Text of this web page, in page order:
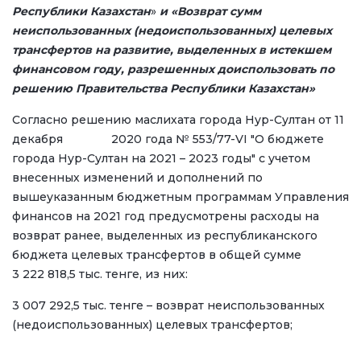
Республики Казахстан» и «Возврат сумм
неиспользованных (недоиспользованных) целевых
трансфертов на развитие, выделенных в истекшем
финансовом году, разрешенных доиспользовать по
решению Правительства Республики Казахстан»
Согласно решению маслихата города Нур-Султан от 11
декабря 2020 года № 553/77-VI "О бюджете
города Нур-Султан на 2021 – 2023 годы" с учетом
внесенных изменений и дополнений по
вышеуказанным бюджетным программам Управления
финансов на 2021 год предусмотрены расходы на
возврат ранее, выделенных из республиканского
бюджета целевых трансфертов в общей сумме
3 222 818,5 тыс. тенге, из них:
3 007 292,5 тыс. тенге – возврат неиспользованных
(недоиспользованных) целевых трансфертов;